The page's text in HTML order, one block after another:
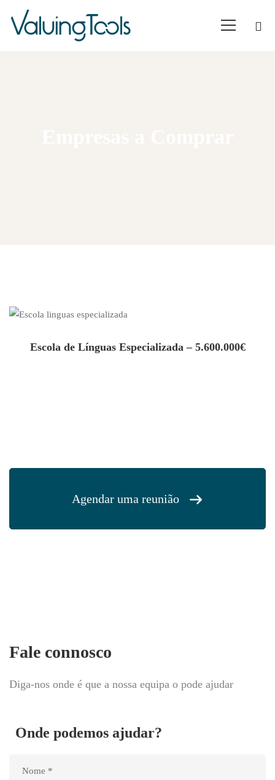
Escola de Línguas Especializada – 5.600.000€
Agendar uma reunião
Fale connosco
Diga-nos onde é que a nossa equipa o pode ajudar
Onde podemos ajudar?